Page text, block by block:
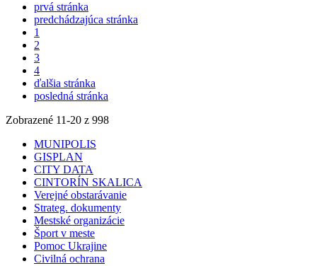
prvá stránka
predchádzajúca stránka
1
2
3
4
ďalšia stránka
posledná stránka
Zobrazené 11-20 z 998
MUNIPOLIS
GISPLAN
CITY DATA
CINTORÍN SKALICA
Verejné obstarávanie
Strateg. dokumenty
Mestské organizácie
Šport v meste
Pomoc Ukrajine
Civilná ochrana